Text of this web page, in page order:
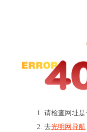
请检查网址是
去光明网导航